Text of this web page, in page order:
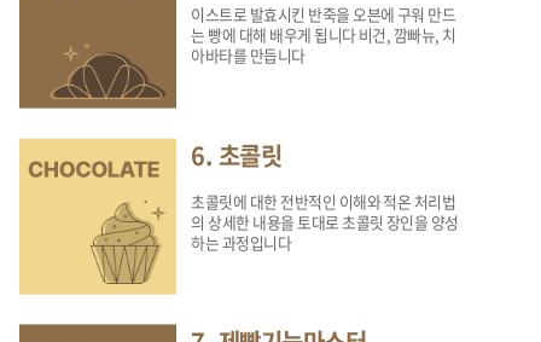
이스트로 발효시킨 반죽을 오븐에 구워 만드
는 빵에 대해 배우게 됩니다 비건, 깜빠뉴, 치
아바타를 만듭니다
6. 초콜릿
초콜릿에 대한 전반적인 이해와 적온 처리법
의 상세한 내용을 토대로 초콜릿 장인을 양성
하는 과정입니다